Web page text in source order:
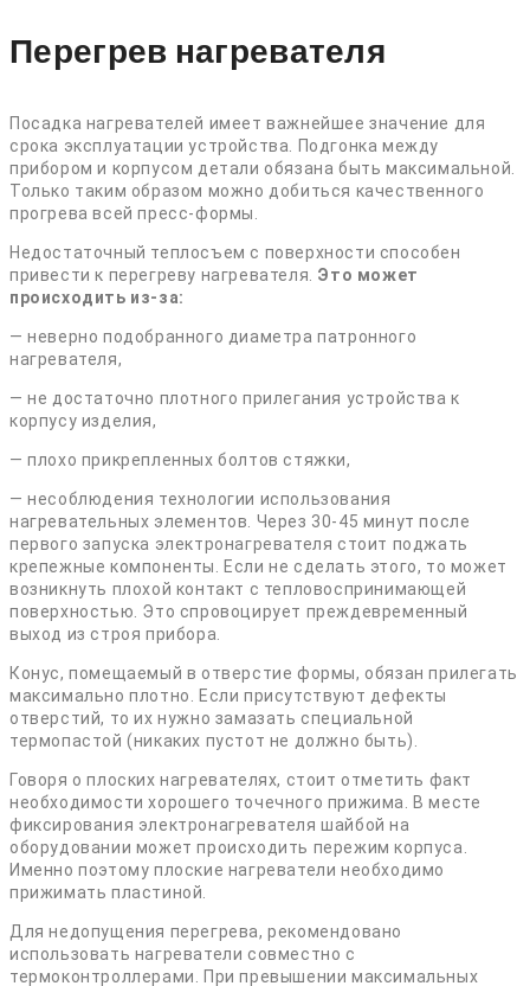
Перегрев нагревателя
Посадка нагревателей имеет важнейшее значение для
срока эксплуатации устройства. Подгонка между
прибором и корпусом детали обязана быть максимальной.
Только таким образом можно добиться качественного
прогрева всей пресс-формы.
Недостаточный теплосъем с поверхности способен
привести к перегреву нагревателя. Это может
происходить из-за:
— неверно подобранного диаметра патронного
нагревателя,
— не достаточно плотного прилегания устройства к
корпусу изделия,
— плохо прикрепленных болтов стяжки,
— несоблюдения технологии использования
нагревательных элементов. Через 30-45 минут после
первого запуска электронагревателя стоит поджать
крепежные компоненты. Если не сделать этого, то может
возникнуть плохой контакт с тепловоспринимающей
поверхностью. Это спровоцирует преждевременный
выход из строя прибора.
Конус, помещаемый в отверстие формы, обязан прилегать
максимально плотно. Если присутствуют дефекты
отверстий, то их нужно замазать специальной
термопастой (никаких пустот не должно быть).
Говоря о плоских нагревателях, стоит отметить факт
необходимости хорошего точечного прижима. В месте
фиксирования электронагревателя шайбой на
оборудовании может происходить пережим корпуса.
Именно поэтому плоские нагреватели необходимо
прижимать пластиной.
Для недопущения перегрева, рекомендовано
использовать нагреватели совместно с
термоконтроллерами. При превышении максимальных